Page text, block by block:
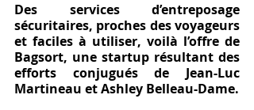
Des services d’entreposage
sécuritaires, proches des voyageurs
et faciles à utiliser, voilà l’offre de
Bagsort, une startup résultant des
efforts conjugués de Jean-Luc